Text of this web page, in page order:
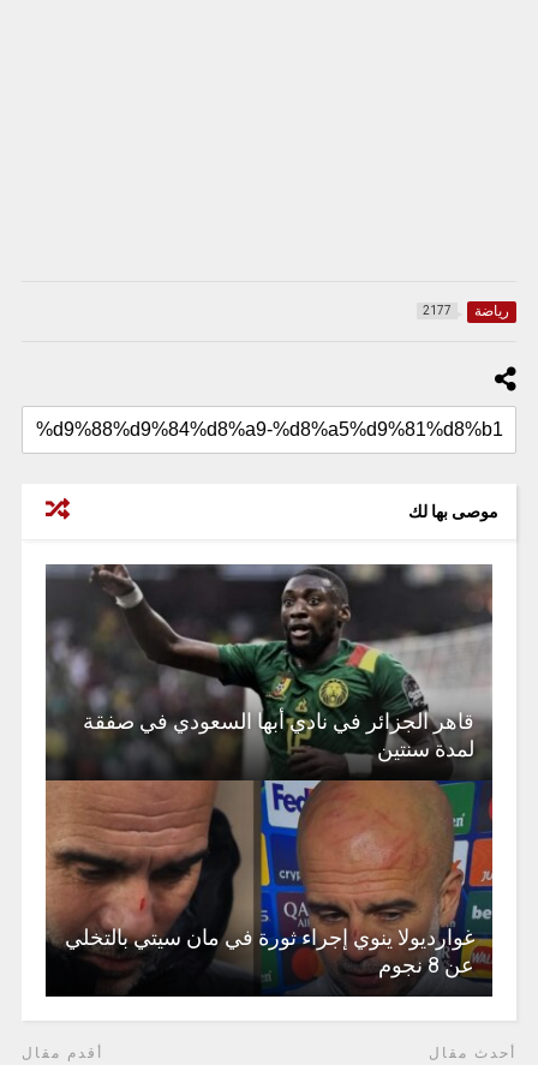
رياضة 2177
موصى بها لك
قاهر الجزائر في نادي أبها السعودي في صفقة
لمدة سنتين
غوارديولا ينوي إجراء ثورة في مان سيتي بالتخلي
عن 8 نجوم
أحدث مقال أقدم مقال